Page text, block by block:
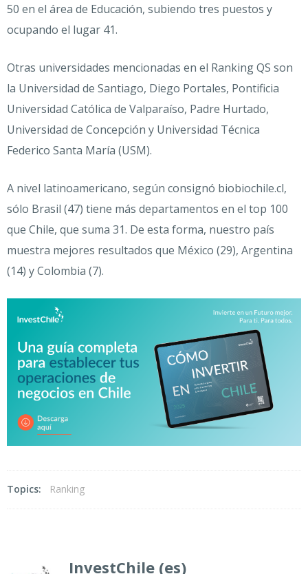
50 en el área de Educación, subiendo tres puestos y
ocupando el lugar 41.
Otras universidades mencionadas en el Ranking QS son
la Universidad de Santiago, Diego Portales, Pontificia
Universidad Católica de Valparaíso, Padre Hurtado,
Universidad de Concepción y Universidad Técnica
Federico Santa María (USM).
A nivel latinoamericano, según consignó biobiochile.cl,
sólo Brasil (47) tiene más departamentos en el top 100
que Chile, que suma 31. De esta forma, nuestro país
muestra mejores resultados que México (29), Argentina
(14) y Colombia (7).
Topics: Ranking
InvestChile (es)